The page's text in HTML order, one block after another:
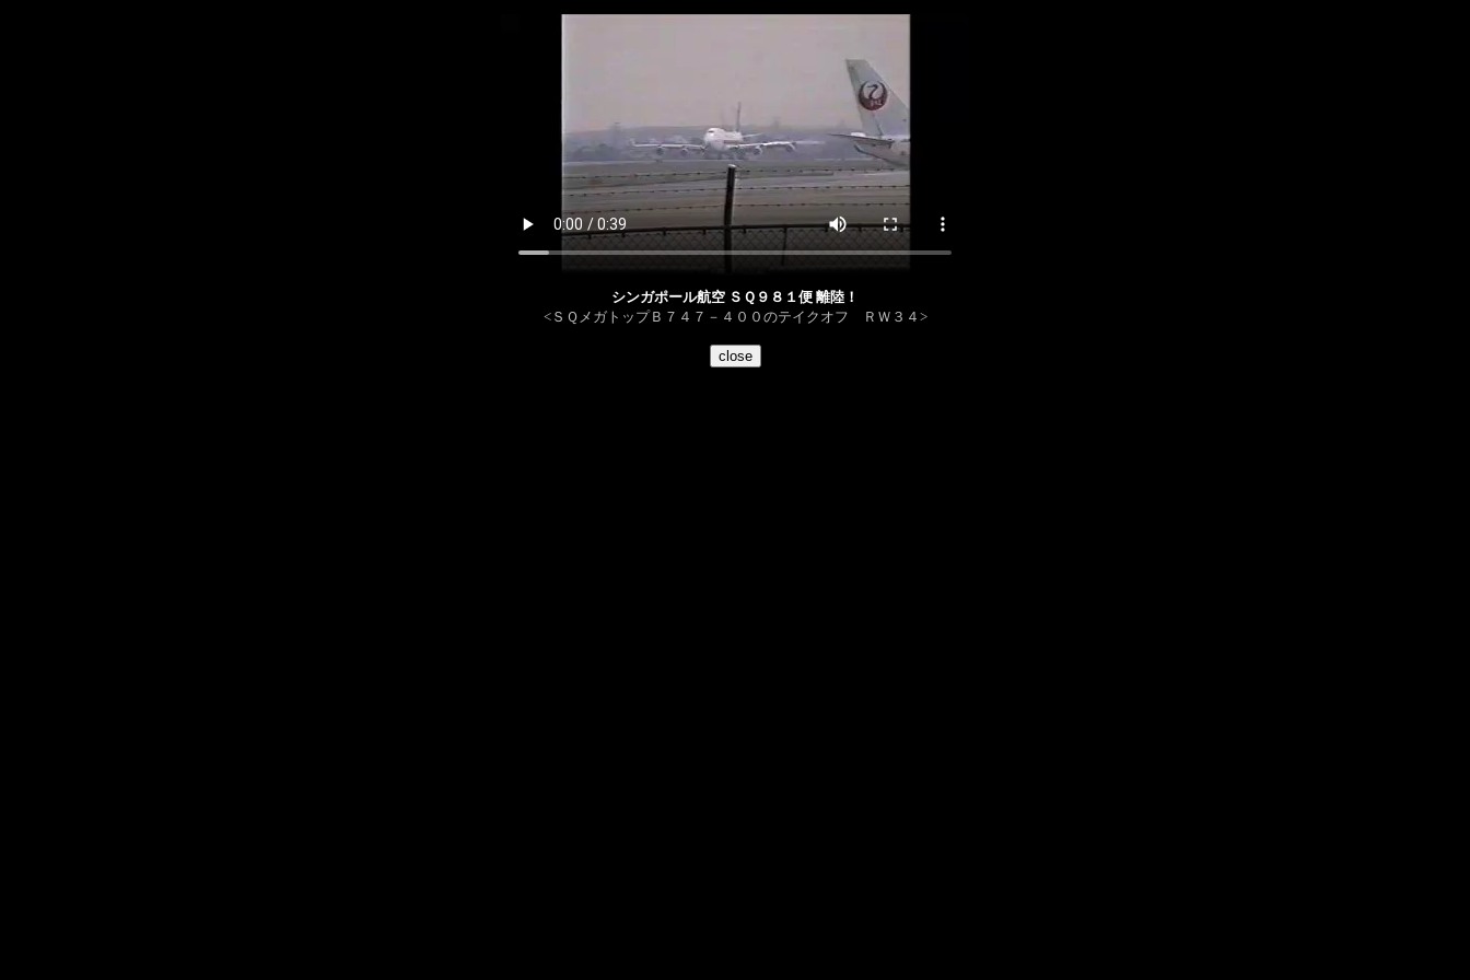
シンガポール航空 ＳＱ９８１便 離陸！
<ＳＱメガトップＢ７４７－４００のテイクオフ ＲＷ３４>